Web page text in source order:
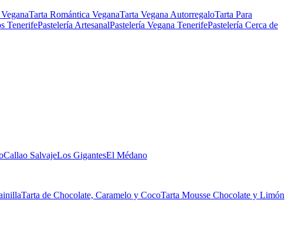
Tarta Romántica VeganaTarta Vegana AutorregaloTarta Para
TenerifePastelería ArtesanalPastelería Vegana TenerifePastelería Cerca de
Callao SalvajeLos GigantesEl Médano
Tarta de Chocolate, Caramelo y CocoTarta Mousse Chocolate y Limón